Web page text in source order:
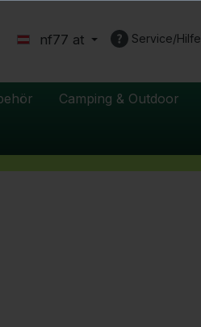
nf77 at Service/Hilfe
Camping & Outdoor